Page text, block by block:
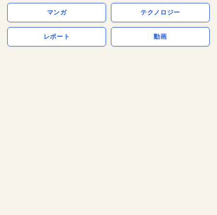
マンガ テクノロジー
レポート 動画